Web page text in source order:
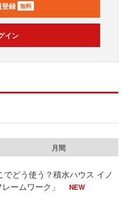
録 無料
イン
月間
どう使う？積水ハウス イノ
ームワーク」
NEW